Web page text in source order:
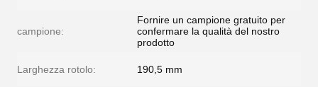
campione:
Fornire un campione gratuito per
confermare la qualità del nostro
prodotto
Larghezza rotolo: 190,5 mm